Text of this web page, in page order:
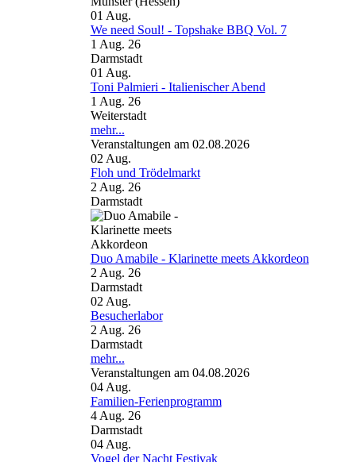
01 Aug.
We need Soul! - Topshake BBQ Vol. 7
1 Aug. 26
Darmstadt
01 Aug.
Toni Palmieri - Italienischer Abend
1 Aug. 26
Weiterstadt
mehr...
Veranstaltungen am 02.08.2026
02 Aug.
Floh und Trödelmarkt
2 Aug. 26
Darmstadt
Duo Amabile - Klarinette meets Akkordeon
2 Aug. 26
Darmstadt
02 Aug.
Besucherlabor
2 Aug. 26
Darmstadt
mehr...
Veranstaltungen am 04.08.2026
04 Aug.
Familien-Ferienprogramm
4 Aug. 26
Darmstadt
04 Aug.
Vogel der Nacht Festivak